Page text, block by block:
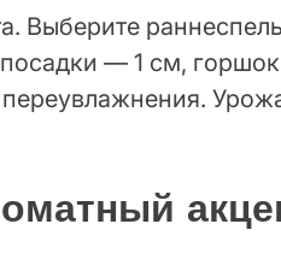
Выберите
— 1 см,